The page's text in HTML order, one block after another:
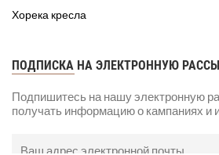
Хорека кресла
ПОДПИСКА НА ЭЛЕКТРОННУЮ
Подпишитесь на нашу электронную
получать информацию о кампаниях и